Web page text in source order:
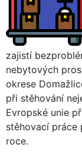
zajistí
nebytových
okrese
při stěhování
Evropské unie
stěhovací práce
roce.